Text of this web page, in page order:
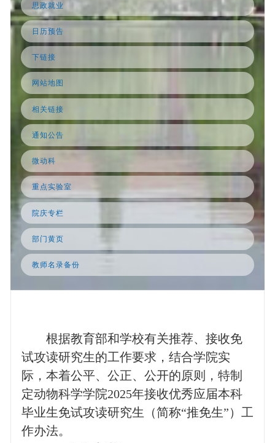
思政就业
日历预告
下链接
网站地图
相关链接
通知公告
微动科
重点实验室
院庆专栏
部门黄页
教师名录备份
根据教育部和学校有关推荐、接收免
试攻读研究生的工作要求，结合学院实
际，本着公平、公正、公开的原则，特制
定动物科学学院2025年接收优秀应届本科
毕业生免试攻读研究生（简称“推免生”）工
作办法。